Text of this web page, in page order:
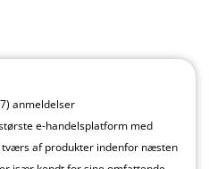
anmeldelser
e-handelsplatform med
af produkter indenfor næsten